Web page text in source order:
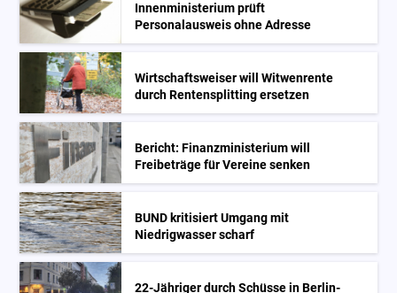
Innenministerium prüft
Personalausweis ohne Adresse
Wirtschaftsweiser will Witwenrente
durch Rentensplitting ersetzen
Bericht: Finanzministerium will
Freibeträge für Vereine senken
BUND kritisiert Umgang mit
Niedrigwasser scharf
22-Jähriger durch Schüsse in Berlin-